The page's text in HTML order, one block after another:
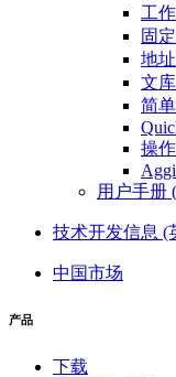
工
固
地
文
简
操
用户手册
技术开发信息 (
中国市场
产品
下载